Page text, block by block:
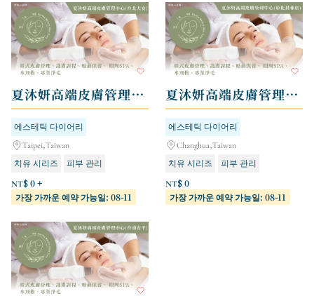
夏沐妍高端皮膚管理中心 - 台北大安店
에스테틱 다이어리
Taipei,Taiwan
치유 시리즈
피부 관리
NT$ 0 +
가장 가까운 예약 가능일: 08-11
夏沐妍高端皮膚管理中心 - 彰化員林店
에스테틱 다이어리
Changhua,Taiwan
치유 시리즈
피부 관리
NT$ 0
가장 가까운 예약 가능일: 08-11